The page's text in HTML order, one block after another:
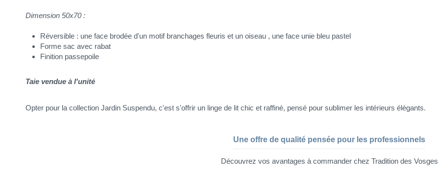
Dimension 50x70 :
Réversible : une face brodée d'un motif branchages fleuris et un oiseau , une face unie bleu pastel
Forme sac avec rabat
Finition passepoile
Taie vendue à l'unité
Opter pour la collection Jardin Suspendu, c'est s'offrir un linge de lit chic et raffiné, pensé pour sublimer les intérieurs élégants.
Une offre de qualité pensée pour les professionnels
Découvrez vos avantages à commander chez Tradition des Vosges